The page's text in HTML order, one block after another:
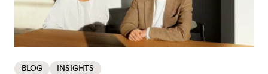
BLOG INSIGHTS